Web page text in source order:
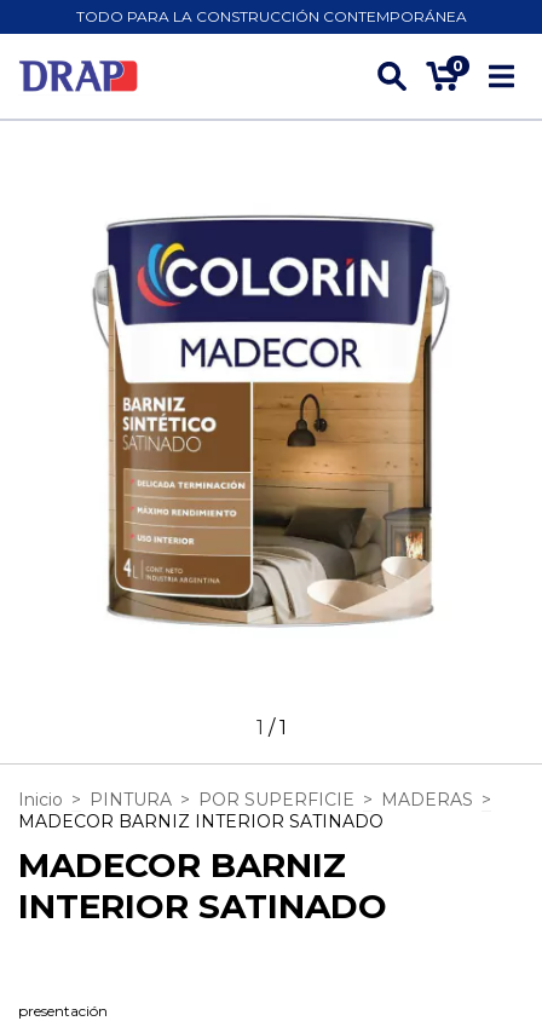
TODO PARA LA CONSTRUCCIÓN CONTEMPORÁNEA
0
1 /1
Inicio > PINTURA > POR SUPERFICIE > MADERAS >
MADECOR BARNIZ INTERIOR SATINADO
MADECOR BARNIZ
INTERIOR SATINADO
presentación